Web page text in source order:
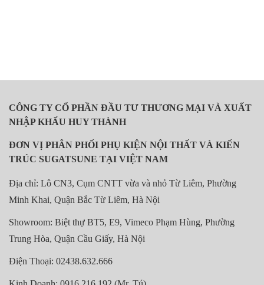
CÔNG TY CỔ PHẦN ĐẦU TƯ THƯƠNG MẠI VÀ XUẤT
NHẬP KHẨU HUY THÀNH
ĐƠN VỊ PHÂN PHỐI PHỤ KIỆN NỘI THẤT VÀ KIẾN
TRÚC SUGATSUNE TẠI VIỆT NAM
Địa chỉ: Lô CN3, Cụm CNTT vừa và nhỏ Từ Liêm, Phường
Minh Khai, Quận Bắc Từ Liêm, Hà Nội
Showroom: Biệt thự BT5, E9, Vimeco Phạm Hùng, Phường
Trung Hòa, Quận Cầu Giấy, Hà Nội
Điện Thoại: 02438.632.666